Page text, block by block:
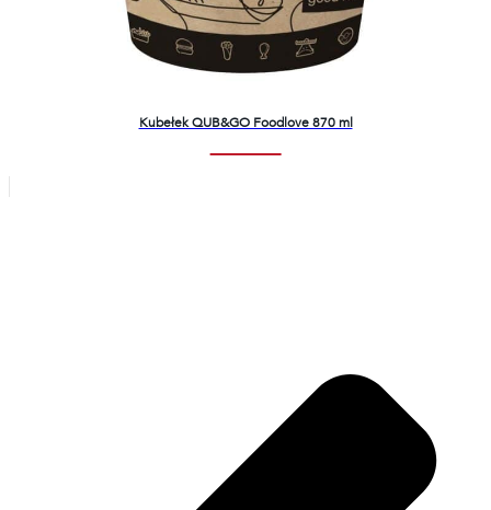
Kubełek QUB&GO Foodlove 870 ml